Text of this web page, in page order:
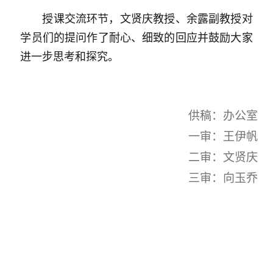
授课交流环节，文贤庆教授、余露副教授对
学员们的提问作了耐心、细致的回应并鼓励大家
进一步思考和探究。
供稿：办公室
一审：王伊帆
二审：文贤庆
三审：向玉乔